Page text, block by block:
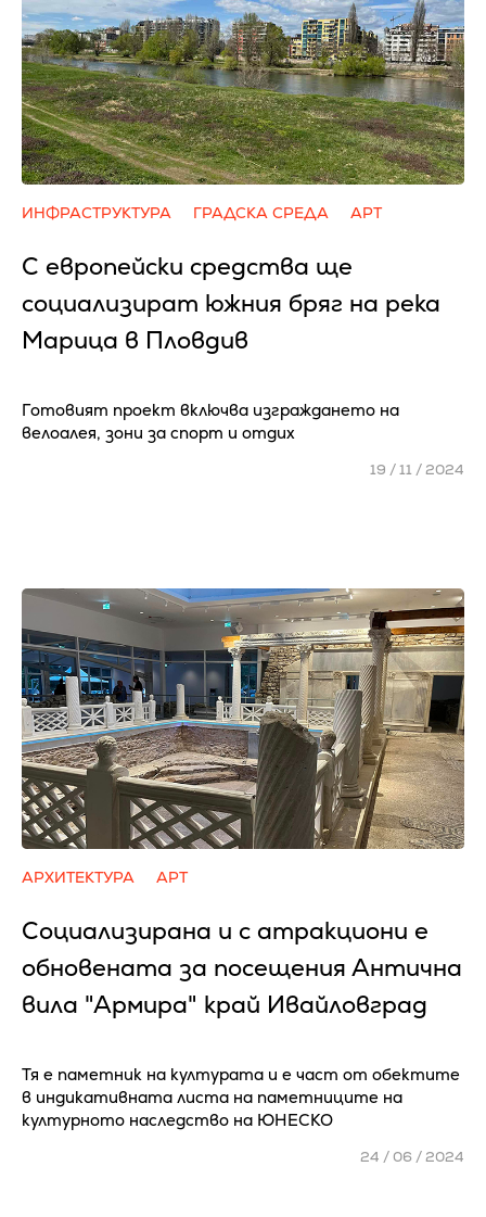
ИНФРАСТРУКТУРА ГРАДСКА СРЕДА АРТ
С европейски средства ще
социализират южния бряг на река
Марица в Пловдив
Готовият проект включва изграждането на
велоалея, зони за спорт и отдих
19 / 11 / 2024
АРХИТЕКТУРА АРТ
Социализирана и с атракциони е
обновената за посещения Антична
вила "Армира" край Ивайловград
Тя е паметник на културата и е част от обектите
в индикативната листа на паметниците на
културното наследство на ЮНЕСКО
24 / 06 / 2024